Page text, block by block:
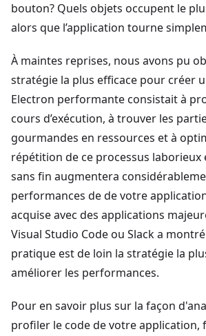
bouton? Quels objets occupent le
alors que l’application tourne
À maintes reprises, nous avons pu
stratégie la plus efficace pour créer
Electron performante consistait à
cours d’exécution, à trouver les
gourmandes en ressources et à
répétition de ce processus
sans fin augmentera
performances de de votre
acquise avec des applications
Visual Studio Code ou Slack a
pratique est de loin la stratégie la
améliorer les performances.
Pour en savoir plus sur la façon
profiler le code de votre application,